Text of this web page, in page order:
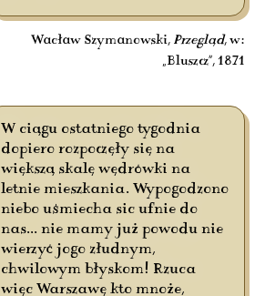
Wacław Szymanowski, Przegląd, w:
„Bluszcz”, 1871
W ciągu ostatniego tygodnia
dopiero rozpoczęły się na
większą skalę wędrówki na
letnie mieszkania. Wypogodzono
niebo uśmiecha sic ufnie do
nas... nie mamy już powodu nie
wierzyć jogo złudnym,
chwilowym błyskom! Rzuca
więc Warszawę kto mnoże,